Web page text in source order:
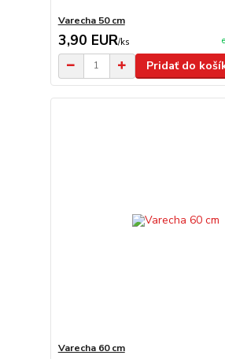
Varecha 50 cm
3,90 EUR/ks
Pridať do
Varecha 60 cm